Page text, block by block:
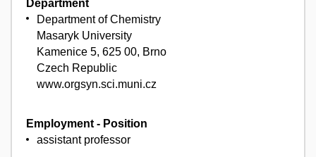
Department
Department of Chemistry
Masaryk University
Kamenice 5, 625 00, Brno
Czech Republic
www.orgsyn.sci.muni.cz
Employment - Position
assistant professor